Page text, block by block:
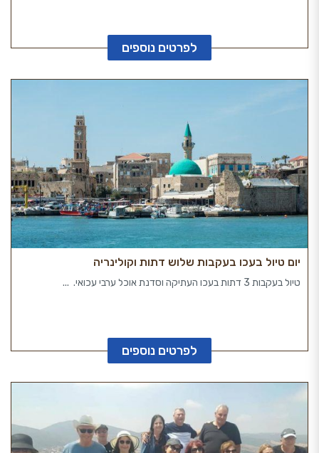
לפרטים נוספים
יום טיול בעכו בעקבות שלוש דתות וקולינריה
טיול בעקבות 3 דתות בעכו העתיקה וסדנת אוכל ערבי עכואי. ...
לפרטים נוספים